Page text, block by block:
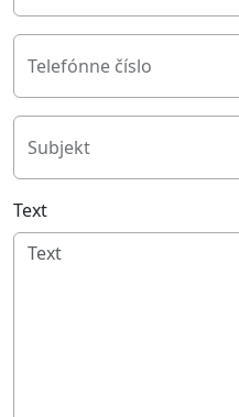
Telefónne číslo
Subjekt
Text